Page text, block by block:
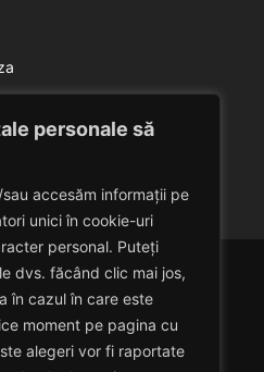
personale să
accesăm informații pe
unici în cookie-uri
personal. Puteți
dvs. făcând clic mai jos,
în cazul în care este
moment pe pagina cu
alegeri vor fi raportate
21, 2012